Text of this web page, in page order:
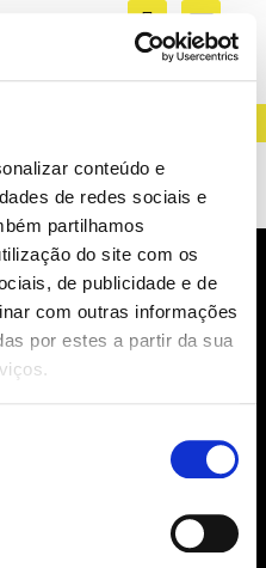
conteúdo e
de redes sociais e
partilhamos
do site com os
de publicidade e de
com outras informações
por estes a partir da sua
SINCE 1983